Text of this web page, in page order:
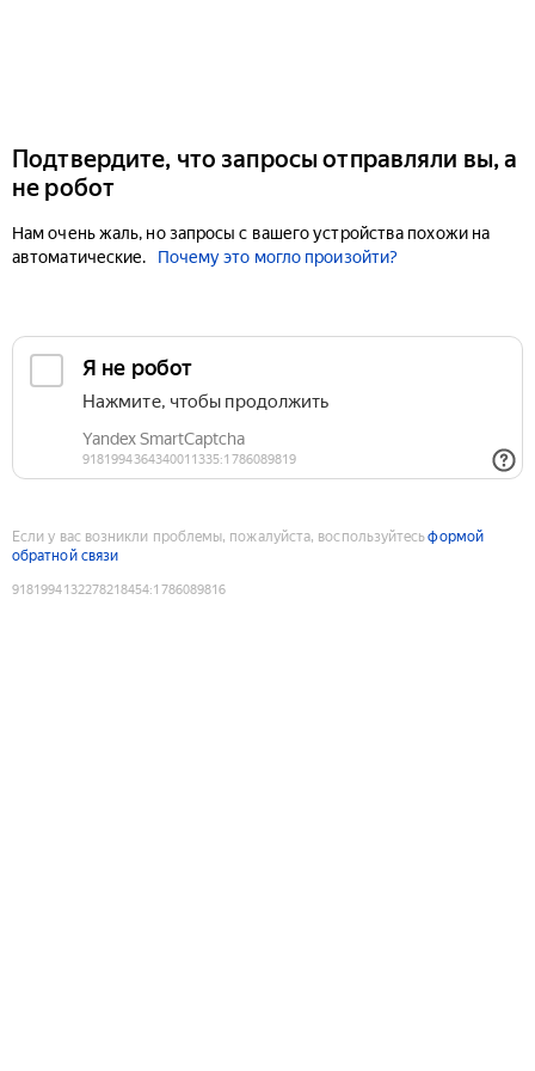
Подтвердите, что запросы отправляли вы, а
не робот
Нам очень жаль, но запросы с вашего устройства похожи на
автоматические.
Почему это могло произойти?
Если у вас возникли проблемы, пожалуйста, воспользуйтесьформой
обратной связи
9181994132278218454:1786089816